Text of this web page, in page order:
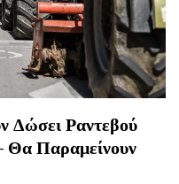
Δώσει Ραντεβού
Θα Παραμείνουν